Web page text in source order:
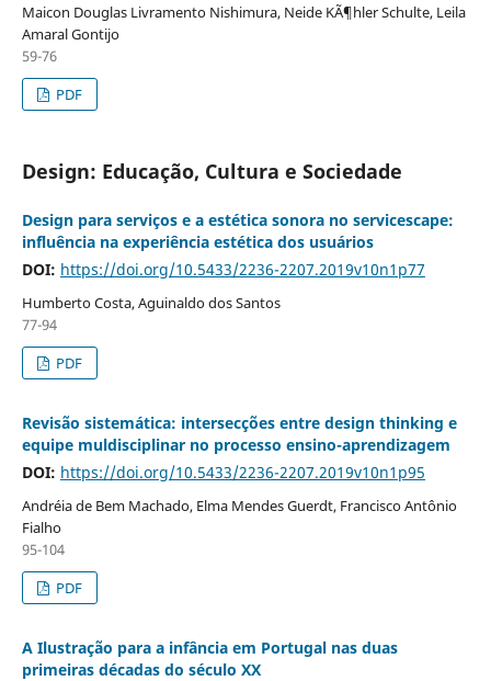
Maicon Douglas Livramento Nishimura, Neide KÃ¶hler Schulte, Leila
Amaral Gontijo
59-76
PDF
Design: Educação, Cultura e Sociedade
Design para serviços e a estética sonora no servicescape:
influência na experiência estética dos usuários
DOI: https://doi.org/10.5433/2236-2207.2019v10n1p77
Humberto Costa, Aguinaldo dos Santos
77-94
PDF
Revisão sistemática: intersecções entre design thinking e
equipe muldisciplinar no processo ensino-aprendizagem
DOI: https://doi.org/10.5433/2236-2207.2019v10n1p95
Andréia de Bem Machado, Elma Mendes Guerdt, Francisco Antônio
Fialho
95-104
PDF
A Ilustração para a infância em Portugal nas duas
primeiras décadas do século XX